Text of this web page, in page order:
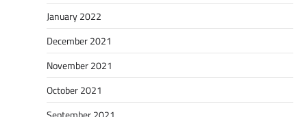
January 2022
December 2021
November 2021
October 2021